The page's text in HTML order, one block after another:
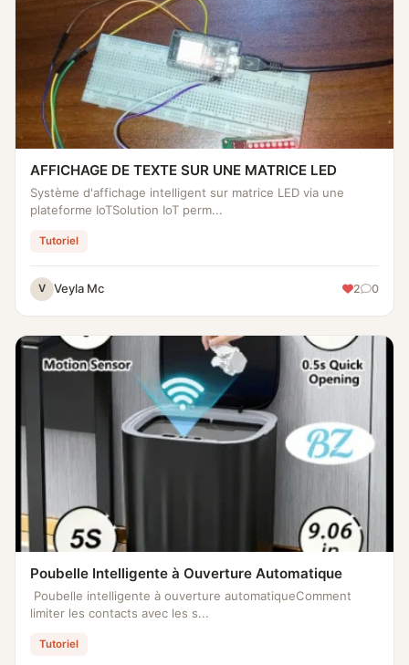
AFFICHAGE DE TEXTE SUR UNE MATRICE LED
Système d'affichage intelligent sur matrice LED via une
plateforme IoT‎‎Solution IoT perm...
Tutoriel
V Veyla Mc 2 0
Poubelle Intelligente à Ouverture Automatique
Poubelle intelligente à ouverture automatiqueComment
limiter les contacts avec les s...
Tutoriel